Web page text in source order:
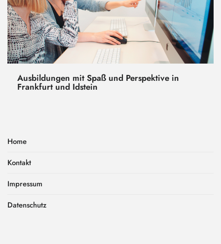
Ausbildungen mit Spaß und Perspektive in
Frankfurt und Idstein
Home
Kontakt
Impressum
Datenschutz